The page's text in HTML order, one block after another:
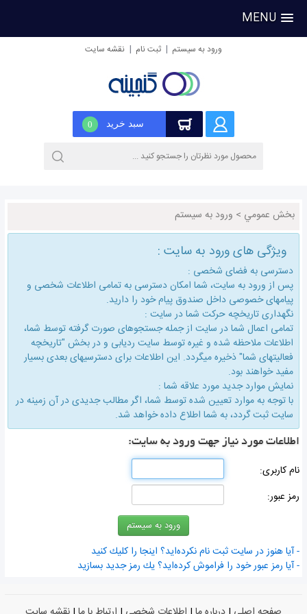
MENU
ورود به سیستم | ثبت نام | نقشه سایت
سبد خرید 0
بخش عمومي > ورود به سیستم
ویژگی های ورود به سایت :
دسترسی به فضای شخصی :
پس از ورود به سایت، شما امكان دسترسی به تمامی اطلاعات شخصی و
پیامهای خصوصی داخل صندوق پیام خود را دارید.
نگهداری تاریخچه حركت شما در سایت :
تمامی اعمال شما در سایت از جمله جستجوهای صورت گرفته توسط شما،
اطلاعات ملاحظه شده و غیره توسط سایت ردیابی و در بخش "تاریخچه
فعالیتهای شما" ذخیره میگردد. این اطلاعات برای دسترسیهای بعدی بسیار
مفید خواهند بود.
نمایش موارد جدید مورد علاقه شما :
با توجه به موارد تعیین شده توسط شما، اگر مطالب جدیدی در آن زمینه در
سایت ثبت گردد، به شما اطلاع داده خواهد شد.
اطلاعات مورد نیاز جهت ورود به سایت:
نام كاربری:
رمز عبور:
- آیا هنوز در سایت ثبت نام نكرده‌اید؟ اینجا را كلیك كنید
- آیا رمز عبور خود را فراموش كرده‌اید؟ یك رمز جدید بسازید